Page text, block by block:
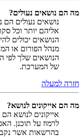
מה הם נושאים נעולים?
נושאים נעולים
אליהם יותר וכל
הנושאים יכולים
מנהל הפורום או
הנושאים שלך לפי
של המערכת.
חזרה למעלה
מה הם אייקונים לנושא?
אייקונים לנושא
לרמוז על תוכנן.
בהרשאות אשר